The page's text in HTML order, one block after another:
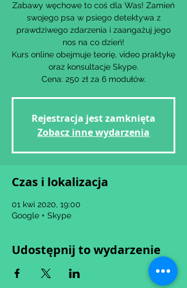
Zabawy węchowe to coś dla Was! Zamień
swojego psa w psiego detektywa z
prawdziwego zdarzenia i zaangażuj jego
nos na co dzień!
Kurs online obejmuje teorię, video praktykę
oraz konsultacje Skype.
Cena: 250 zł za 6 modułów.
Rejestracja jest zamknięta
Zobacz inne wydarzenia
Czas i lokalizacja
01 kwi 2020, 19:00
Google + Skype
Udostępnij to wydarzenie